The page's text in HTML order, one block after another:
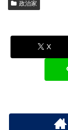
政治家
X